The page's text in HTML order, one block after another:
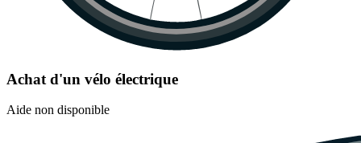
Achat d'un vélo électrique
Aide non disponible